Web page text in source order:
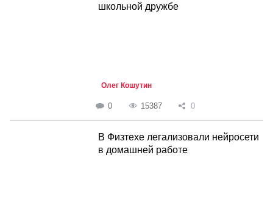
школьной дружбе
Олег Кошутин
0 15387 0
В Физтехе легализовали нейросети
в домашней работе